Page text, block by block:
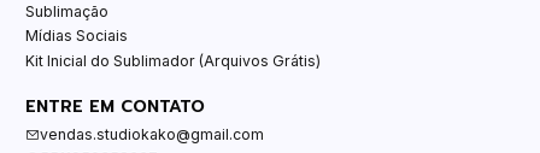
Sublimação
Mídias Sociais
Kit Inicial do Sublimador (Arquivos Grátis)
ENTRE EM CONTATO
vendas.studiokako@gmail.com